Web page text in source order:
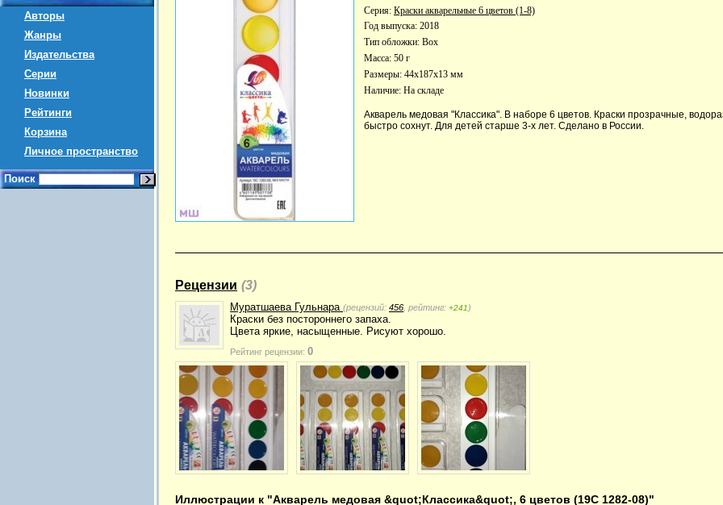
Авторы
Жанры
Издательства
Серии
Новинки
Рейтинги
Корзина
Личное пространство
Поиск
Серия: Краски акварельные 6 цветов (1-8)
Год выпуска: 2018
Тип обложки: Box
Масса: 50 г
Размеры: 44x187x13 мм
Наличие: На складе
Акварель медовая "Классика". В наборе 6 цветов. Краски прозрачные,
быстро сохнут. Для детей старше 3-х лет. Сделано в России.
Рецензии (3)
Муратшаева Гульнара (рецензий: 456 , рейтинг: +241)
Краски без постороннего запаха.
Цвета яркие, насыщенные. Рисуют хорошо.
Рейтинг рецензии: 0
Иллюстрации к "Акварель медовая &quot;Классика&quot;, 6 цветов (19С 1282-08)"